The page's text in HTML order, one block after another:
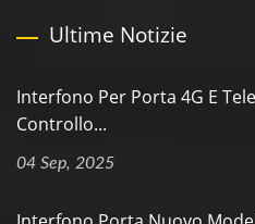
Ultime Notizie
Interfono Per Porta 4G E
Controllo...
04 Sep, 2025